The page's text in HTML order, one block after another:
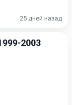
25 дней назад
2003